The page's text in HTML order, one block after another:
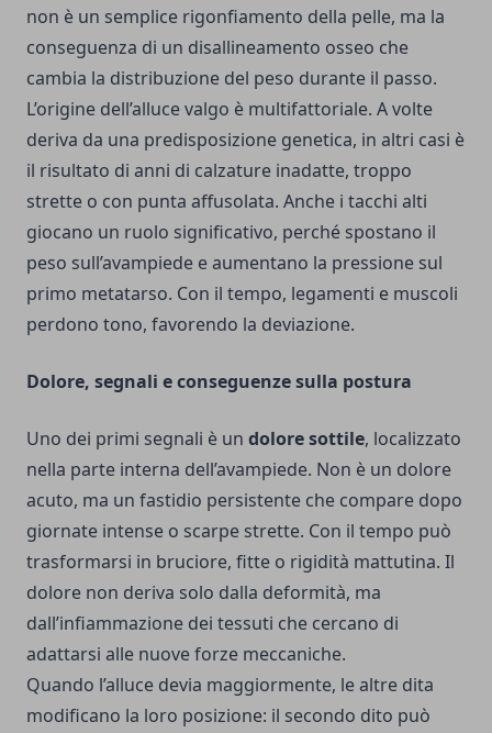
non è un semplice rigonfiamento della pelle, ma la
conseguenza di un disallineamento osseo che
cambia la distribuzione del peso durante il passo.
L’origine dell’alluce valgo è multifattoriale. A volte
deriva da una predisposizione genetica, in altri casi è
il risultato di anni di calzature inadatte, troppo
strette o con punta affusolata. Anche i tacchi alti
giocano un ruolo significativo, perché spostano il
peso sull’avampiede e aumentano la pressione sul
primo metatarso. Con il tempo, legamenti e muscoli
perdono tono, favorendo la deviazione.
Dolore, segnali e conseguenze sulla postura
Uno dei primi segnali è un dolore sottile, localizzato
nella parte interna dell’avampiede. Non è un dolore
acuto, ma un fastidio persistente che compare dopo
giornate intense o scarpe strette. Con il tempo può
trasformarsi in bruciore, fitte o rigidità mattutina. Il
dolore non deriva solo dalla deformità, ma
dall’infiammazione dei tessuti che cercano di
adattarsi alle nuove forze meccaniche.
Quando l’alluce devia maggiormente, le altre dita
modificano la loro posizione: il secondo dito può